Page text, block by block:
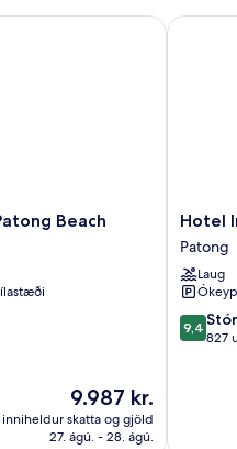
Beach
Verðið
er
9.987 kr.
9.987 kr.
inniheldur skatta og gjöld
27. ágú. - 28. ágú.
Beach
Hotel
Indigo
Phuket
Patong
by
IHG
Patong
Hotel
Patong
Laug
9.4
af
9,4
827
Hotel